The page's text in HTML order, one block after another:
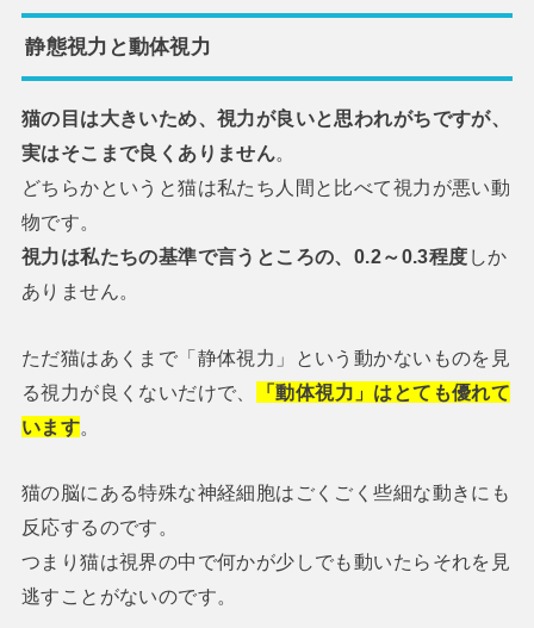
静態視力と動体視力
猫の目は大きいため、視力が良いと思われがちですが、
実はそこまで良くありません。
どちらかというと猫は私たち人間と比べて視力が悪い動
物です。
視力は私たちの基準で言うところの、0.2～0.3程度 しか
ありません。
ただ猫はあくまで「静体視力」という動かないものを見
る視力が良くないだけで、
「動体視力」はとても優れて
います。
猫の脳にある特殊な神経細胞はごくごく些細な動きにも
反応するのです。
つまり猫は視界の中で何かが少しでも動いたらそれを見
逃すことがないのです。